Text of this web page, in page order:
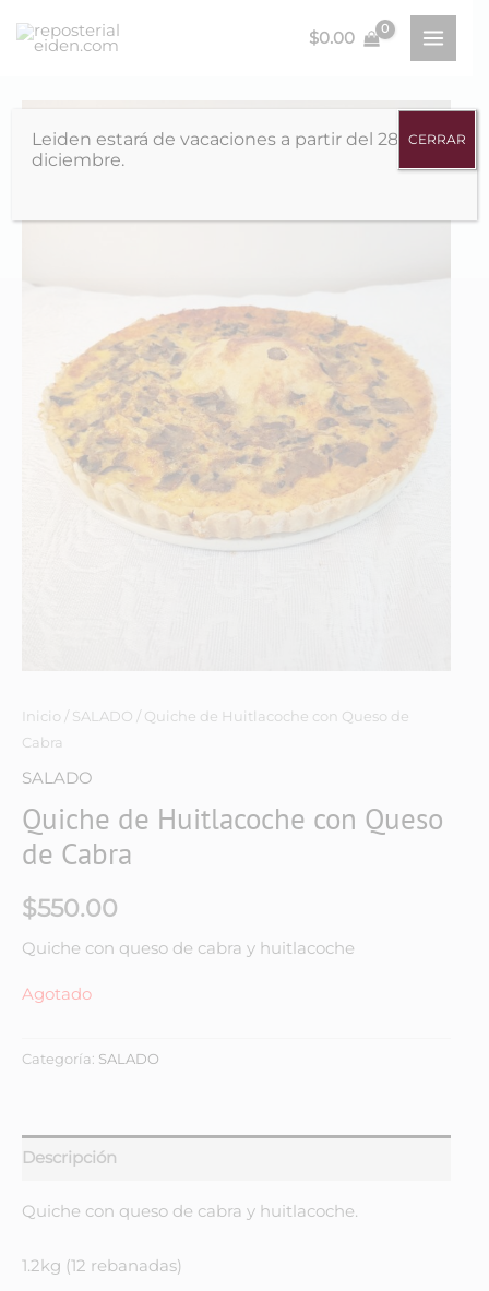
$0.00
MAIN
Inicio / SALADO / Quiche de Huitlacoche con Queso de
Cabra
SALADO
Quiche de Huitlacoche con Queso
de Cabra
$550.00
Quiche con queso de cabra y huitlacoche
Agotado
Categoría: SALADO
Descripción
Quiche con queso de cabra y huitlacoche.
1.2kg (12 rebanadas)
Leiden estará de vacaciones a partir del 28 de
diciembre.
CERRAR